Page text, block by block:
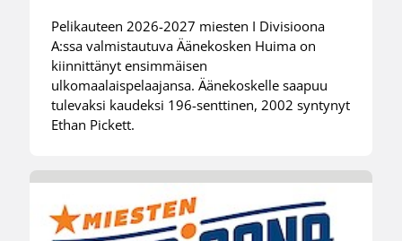
Pelikauteen 2026-2027 miesten I Divisioona
A:ssa valmistautuva Äänekosken Huima on
kiinnittänyt ensimmäisen
ulkomaalaispelaajansa. Äänekoskelle saapuu
tulevaksi kaudeksi 196-senttinen, 2002 syntynyt
Ethan Pickett.